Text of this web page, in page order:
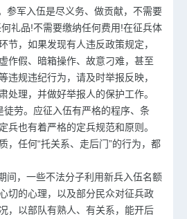
参军入伍是尽义务、做贡献，不需要
礼品!不需要缴纳任何费用!在征兵体
节，如果发现有人违反政策规定，
作假、暗箱操作、故意刁难，甚至
违规违纪行为，请及时举报反映，
处理，并做好举报人的保护工作。
徒劳。应征入伍有严格的程序、条
兵也有着严格的定兵规范和原则。
，任何“托关系、走后门”的行为，都
间，一些不法分子利用新兵入伍名额
切的心理，以及部分民众对征兵政
，以部队有熟人、有关系，能开后